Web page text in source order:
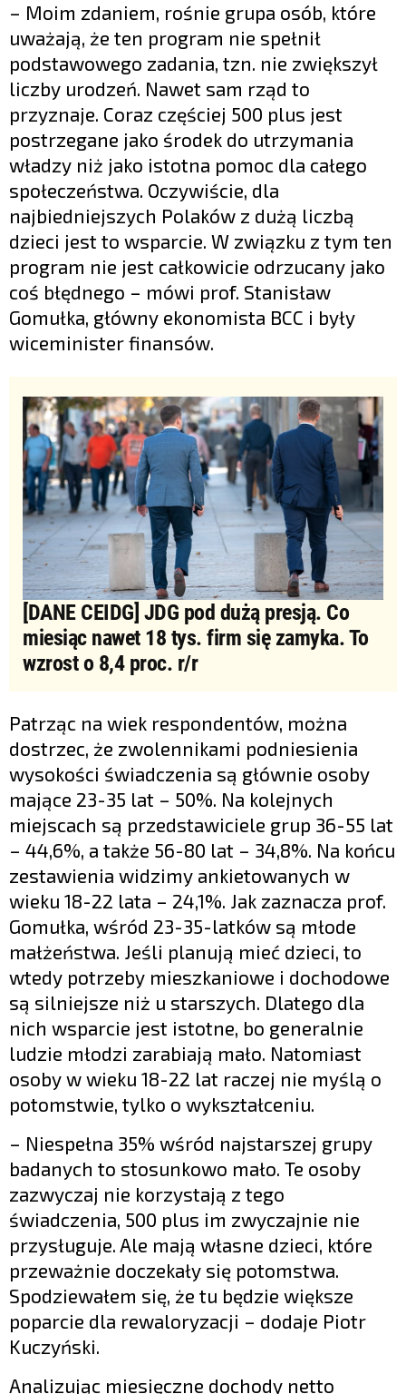
– Moim zdaniem, rośnie grupa osób, które
uważają, że ten program nie spełnił
podstawowego zadania, tzn. nie zwiększył
liczby urodzeń. Nawet sam rząd to
przyznaje. Coraz częściej 500 plus jest
postrzegane jako środek do utrzymania
władzy niż jako istotna pomoc dla całego
społeczeństwa. Oczywiście, dla
najbiedniejszych Polaków z dużą liczbą
dzieci jest to wsparcie. W związku z tym ten
program nie jest całkowicie odrzucany jako
coś błędnego – mówi prof. Stanisław
Gomułka, główny ekonomista BCC i były
wiceminister finansów.
[DANE CEIDG] JDG pod dużą presją. Co
miesiąc nawet 18 tys. firm się zamyka. To
wzrost o 8,4 proc. r/r
Patrząc na wiek respondentów, można
dostrzec, że zwolennikami podniesienia
wysokości świadczenia są głównie osoby
mające 23-35 lat – 50%. Na kolejnych
miejscach są przedstawiciele grup 36-55 lat
– 44,6%, a także 56-80 lat – 34,8%. Na końcu
zestawienia widzimy ankietowanych w
wieku 18-22 lata – 24,1%. Jak zaznacza prof.
Gomułka, wśród 23-35-latków są młode
małżeństwa. Jeśli planują mieć dzieci, to
wtedy potrzeby mieszkaniowe i dochodowe
są silniejsze niż u starszych. Dlatego dla
nich wsparcie jest istotne, bo generalnie
ludzie młodzi zarabiają mało. Natomiast
osoby w wieku 18-22 lat raczej nie myślą o
potomstwie, tylko o wykształceniu.
– Niespełna 35% wśród najstarszej grupy
badanych to stosunkowo mało. Te osoby
zazwyczaj nie korzystają z tego
świadczenia, 500 plus im zwyczajnie nie
przysługuje. Ale mają własne dzieci, które
przeważnie doczekały się potomstwa.
Spodziewałem się, że tu będzie większe
poparcie dla rewaloryzacji – dodaje Piotr
Kuczyński.
Analizując miesięczne dochody netto